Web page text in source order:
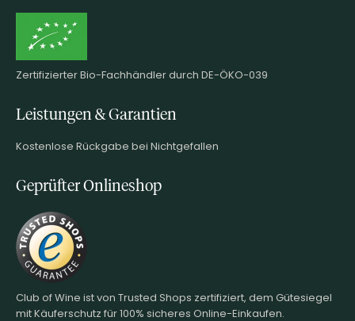
Zertifizierter Bio-Fachhändler durch DE-ÖKO-039
Leistungen & Garantien
Kostenlose Rückgabe bei Nichtgefallen
Geprüfter Onlineshop
Club of Wine ist von Trusted Shops zertifiziert, dem Gütesiegel
mit Käuferschutz für 100% sicheres Online-Einkaufen.